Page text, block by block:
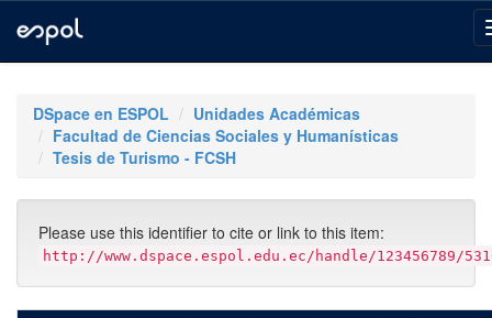
navigationDSpace en ESPOL
Unidades Académicas
Facultad de Ciencias Sociales y Humanísticas
Tesis de Turismo - FCSH
Please use this identifier to cite or link to this item:
http://www.dspace.espol.edu.ec/handle/123456789/